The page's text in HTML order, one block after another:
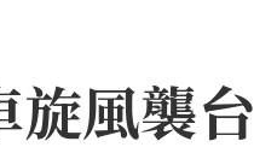
風襲台